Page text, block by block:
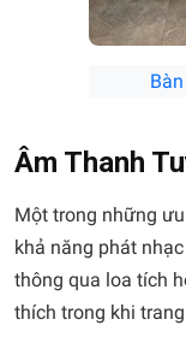
Âm Thanh
Một trong những
khả năng phát
thông qua loa tích
thích trong khi